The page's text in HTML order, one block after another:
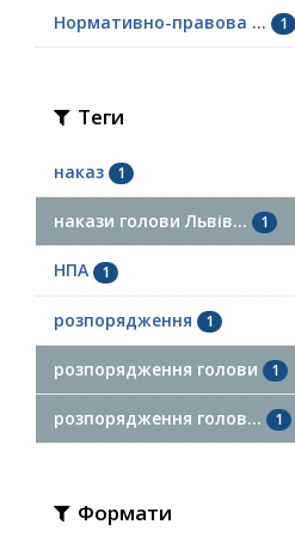
Нормативно-правова ... 1
Теги
наказ 1
накази голови Львів... 1
НПА 1
розпорядження 1
розпорядження голови 1
розпорядження голов... 1
Формати